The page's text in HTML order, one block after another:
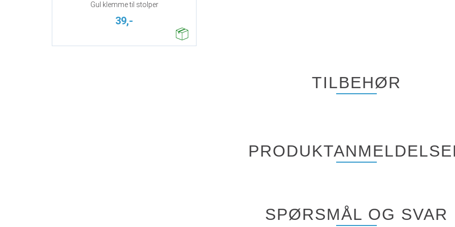
Gul klemme til stolper
39,-
TILBEHØR
SPØRSMÅL OG SVAR